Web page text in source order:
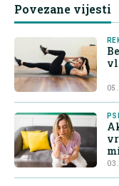
Povezane vijesti